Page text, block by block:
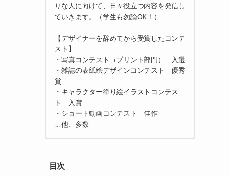
りな人に向けて、日々役立つ内容を発信し
ていきます。（学生も勿論OK！）
【デザイナーを辞めてから受賞したコンテ
スト】
・写真コンテスト（プリント部門） 入選
・雑誌の表紙絵デザインコンテスト 優秀
賞
・キャラクター塗り絵イラストコンテス
ト 入賞
・ショート動画コンテスト 佳作
…他、多数
目次